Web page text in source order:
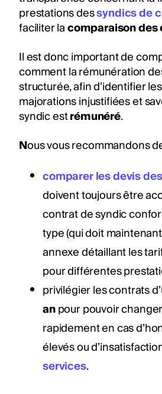
prestations dessyndics de
faciliter lacomparaison des
Il est donc important de
comment la rémunération
structurée, afin d'identifier
majorations injustifiées et
syndic estrémunéré.
Nous vous recommandons
comparer les devis
doivent toujours être
contrat de syndic
type (qui doit
annexe détaillant les
pour différentes
privilégier les contrats
anpour pouvoir
rapidement en cas
élevés ou
services.